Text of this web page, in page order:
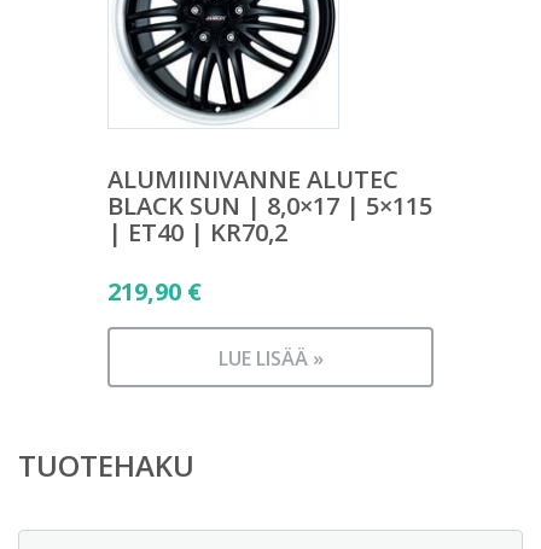
ALUMIINIVANNE ALUTEC
BLACK SUN | 8,0×17 | 5×115
| ET40 | KR70,2
219,90 €
LUE LISÄÄ »
TUOTEHAKU